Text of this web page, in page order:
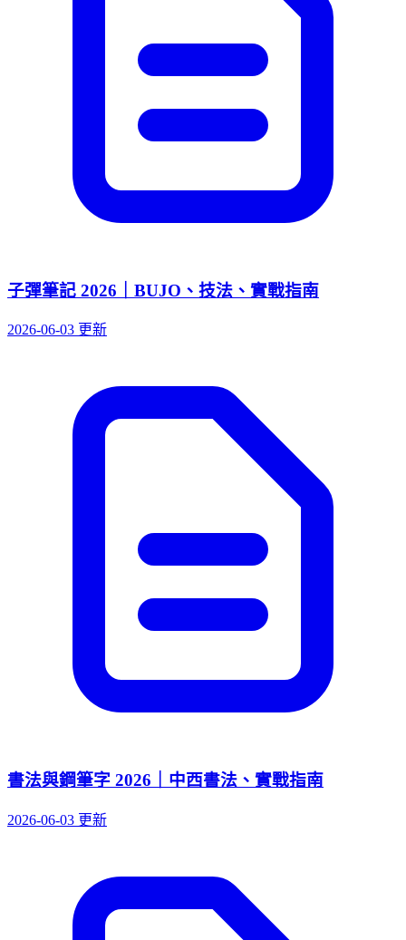
子彈筆記 2026｜BUJO、技法、實戰指南
2026-06-03 更新
書法與鋼筆字 2026｜中西書法、實戰指南
2026-06-03 更新